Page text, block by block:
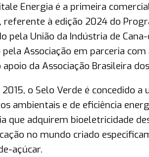
Energia é a primeira
referente à edição 2024 do
pela União da Indústria de
pela Associação em parceria
da Associação Brasileira
2015, o Selo Verde é concedido
ambientais e de eficiência
que adquirem bioeletricidade
no mundo criado
açúcar.